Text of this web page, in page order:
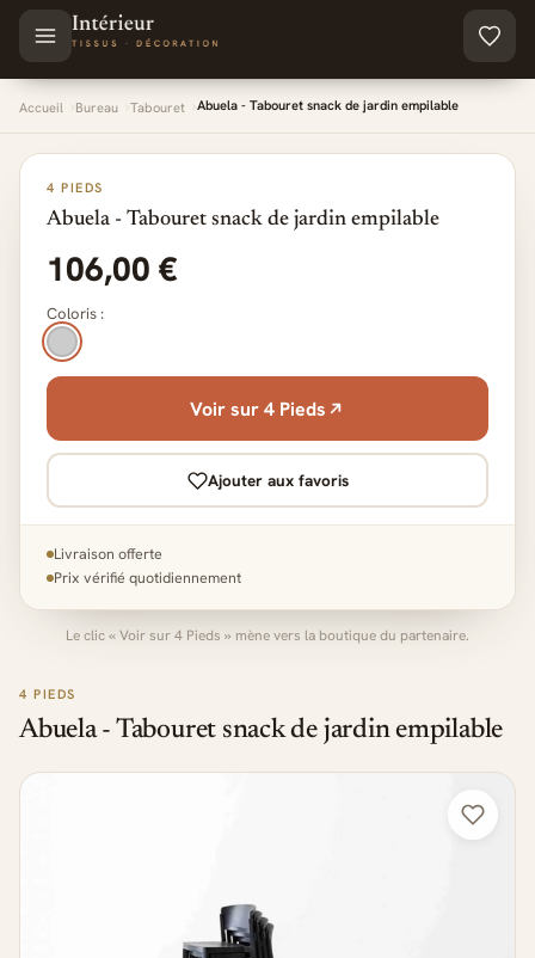
Aller au contenu principal
Accueil Bureau Tabouret Abuela - Tabouret snack de jardin empilable
4 PIEDS
Abuela - Tabouret snack de jardin empilable
4 PIEDS
Abuela - Tabouret snack de jardin empilable
106,00 €
Coloris :
Voir sur 4 Pieds
Ajouter aux favoris
Livraison offerte
Prix vérifié quotidiennement
Le clic « Voir sur 4 Pieds » mène vers la boutique du partenaire.